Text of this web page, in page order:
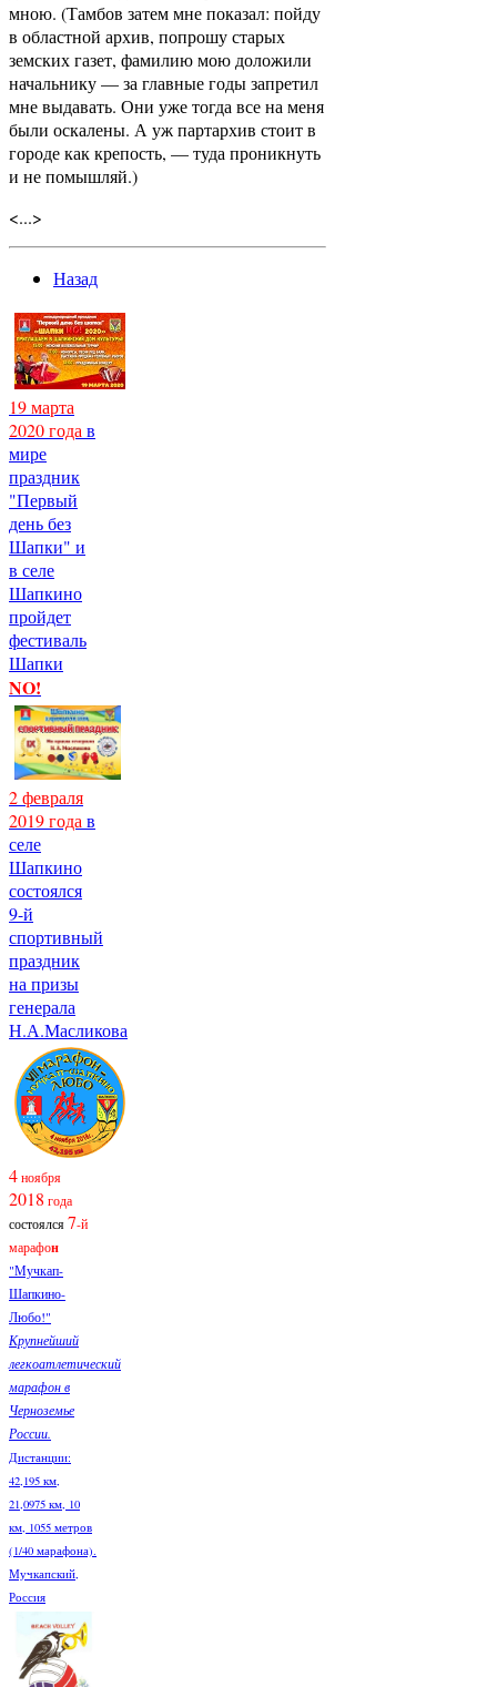
мною. (Тамбов затем мне показал: пойду
в областной архив, попрошу старых
земских газет, фамилию мою доложили
начальнику — за главные годы запретил
мне выдавать. Они уже тогда все на меня
были оскалены. А уж партархив стоит в
городе как крепость, — туда проникнуть
и не помышляй.)
<...>
Назад
19 марта
2020 годав
мире
праздник
"Первый
день без
Шапки" и
в селе
Шапкино
пройдет
фестиваль
Шапки
NO!
2 февраля
2019 годав
селе
Шапкино
состоялся
9-й
спортивный
праздник
на призы
генерала
Н.А.Масликова
4ноября
2018 года
состоялся7-й
марафон
"Мучкап-
Шапкино-
Любо!"
Крупнейший
легкоатлетический
марафон в
Черноземье
России.
Дистанции:
42,195 км,
21,0975 км, 10
км, 1055 метров
(1/40 марафона).
Мучкапский,
Россия